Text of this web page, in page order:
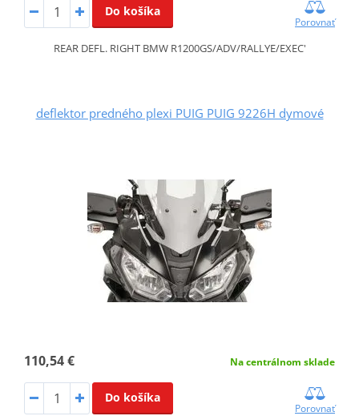
Do košíka
Porovnať
REAR DEFL. RIGHT BMW R1200GS/ADV/RALLYE/EXEC'
deflektor predného plexi PUIG PUIG 9226H dymové
110,54 € Na centrálnom sklade
Do košíka
Porovnať